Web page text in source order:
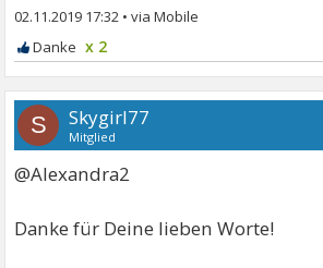
02.11.2019 17:32 •
x 2
S Skygirl77
Mitglied
@Alexandra2
Danke für Deine lieben Worte!